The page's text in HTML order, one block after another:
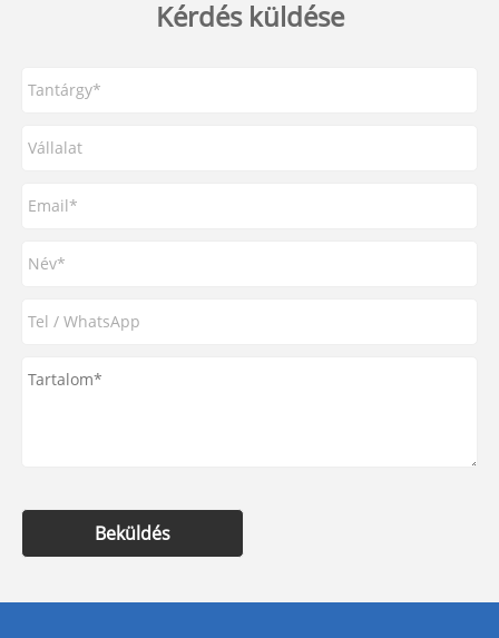
Kérdés küldése
Beküldés